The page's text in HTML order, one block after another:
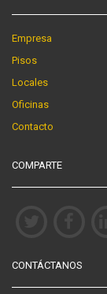
Empresa
Pisos
Locales
Oficinas
Contacto
COMPARTE
CONTÁCTANOS